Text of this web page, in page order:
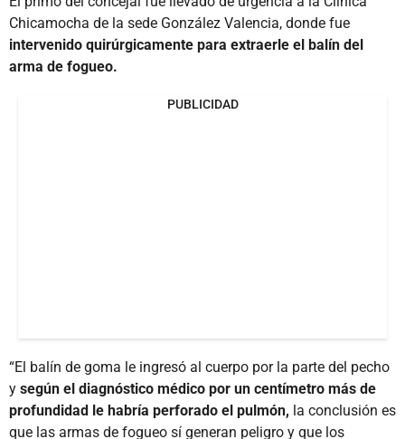
Chicamocha de la sede González Valencia, donde fue
intervenido quirúrgicamente para extraerle el balín del
arma de fogueo.
PUBLICIDAD
“El balín de goma le ingresó al cuerpo por la parte del pecho
y según el diagnóstico médico por un centímetro más de
profundidad le habría perforado el pulmón, la conclusión es
que las armas de fogueo sí generan peligro y que los